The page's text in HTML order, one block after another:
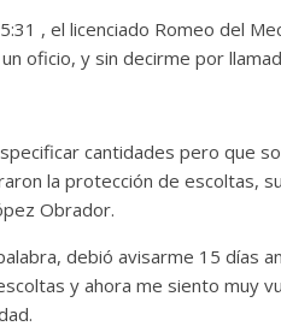
, el licenciado Romeo del
oficio, y sin decirme por
cantidades pero que
la protección de escoltas,
Obrador.
debió avisarme 15 días
y ahora me siento muy